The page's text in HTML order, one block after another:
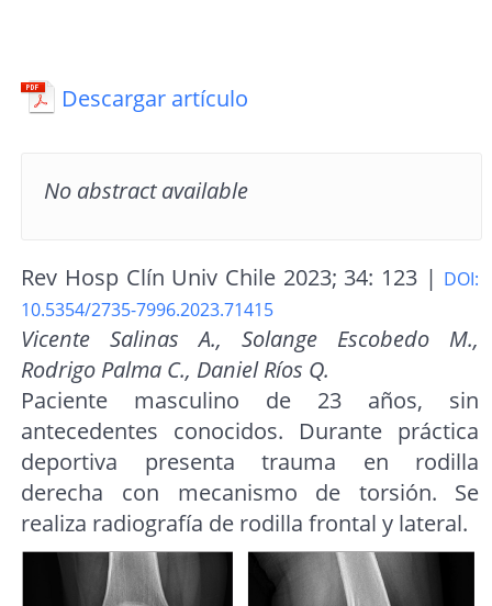
Descargar artículo
No abstract available
Rev Hosp Clín Univ Chile 2023; 34: 123 | DOI:
10.5354/2735-7996.2023.71415
Vicente Salinas A., Solange Escobedo M.,
Rodrigo Palma C., Daniel Ríos Q.
Paciente masculino de 23 años, sin
antecedentes conocidos. Durante práctica
deportiva presenta trauma en rodilla
derecha con mecanismo de torsión. Se
realiza radiografía de rodilla frontal y lateral.